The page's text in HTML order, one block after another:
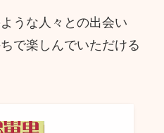
うな人々との出会い
で楽しんでいただける